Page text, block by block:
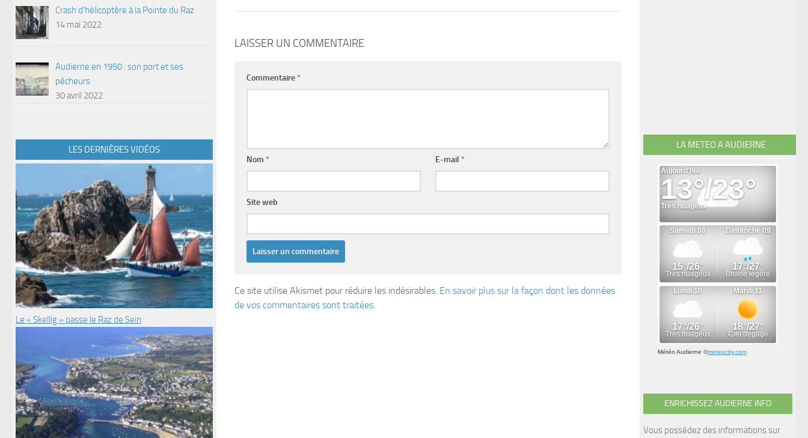
LAISSER UN COMMENTAIRE
Commentaire*
Nom * E-mail*
Site web
Ce site utilise Akismet pour réduire les indésirables. En savoir plus sur la façon dont les données
de vos commentaires sont traitées
Crash d’hélicoptère à la Pointe du Raz
14 mai 2022
Audierne en 1950 : son port et ses
pêcheurs
30 avril 2022
LES DERNIÈRES VIDÉOS
Le « Skellig » passe le Raz de Sein
LA METEO A AUDIERNE
Météo Audierne ©meteocity.com
ENRICHISSEZ AUDIERNE INFO
Vous possédez des informations sur